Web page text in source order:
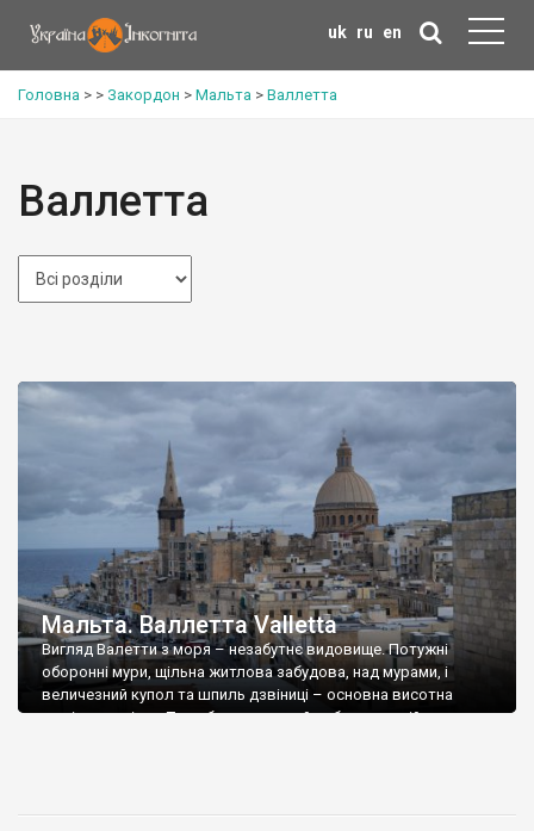
uk ru en
Головна > > Закордон > Мальта > Валлетта
Валлетта
Мальта. Валлетта Valletta
Вигляд Валетти з моря – незабутнє видовище. Потужні
оборонні мури, щільна житлова забудова, над мурами, і
величезний купол та шпиль дзвіниці – основна висотна
домінанта міста. То мабуть головний собор мальтійського